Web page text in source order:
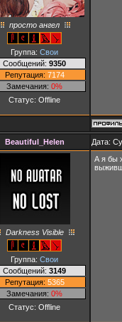
просто ангел
Группа: Свои
Сообщений: 9350
Репутация: 7174
Замечания: 0%
Статус: Offline
Beautiful_Helen Дата:
Darkness Visible
Группа: Свои
Сообщений: 3149
Репутация: 5365
Замечания: 0%
Статус: Offline
А я бы